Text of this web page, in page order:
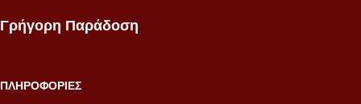
Γρήγορη Παράδοση
ΠΛΗΡΟΦΟΡΙΕΣ